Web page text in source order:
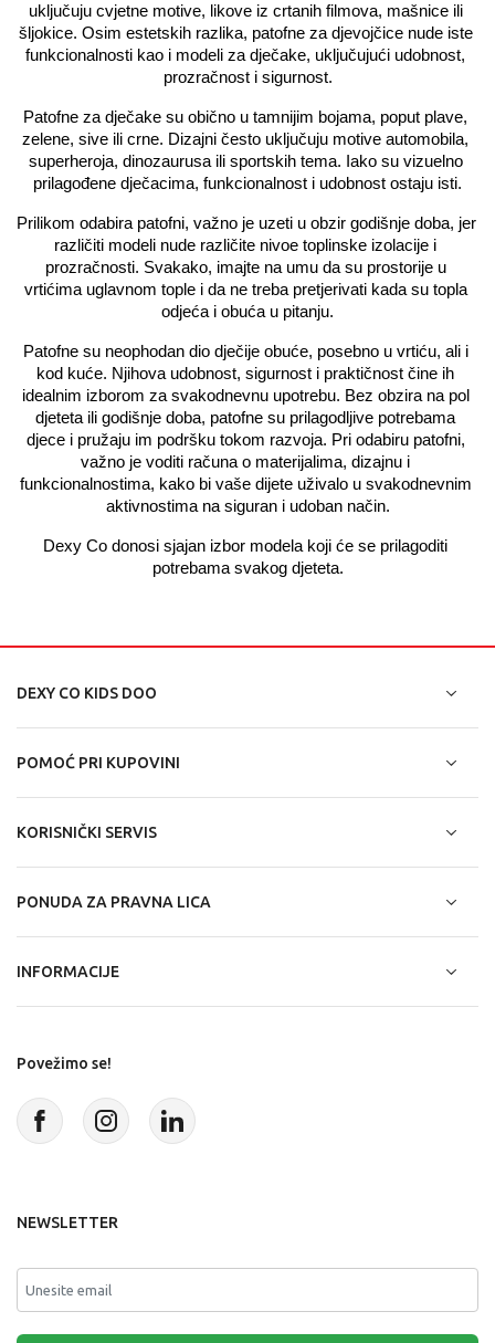
uključuju cvjetne motive, likove iz crtanih filmova, mašnice ili
šljokice. Osim estetskih razlika, patofne za djevojčice nude iste
funkcionalnosti kao i modeli za dječake, uključujući udobnost,
prozračnost i sigurnost.
Patofne za dječake su obično u tamnijim bojama, poput plave,
zelene, sive ili crne. Dizajni često uključuju motive automobila,
superheroja, dinozaurusa ili sportskih tema. Iako su vizuelno
prilagođene dječacima, funkcionalnost i udobnost ostaju isti.
Prilikom odabira patofni, važno je uzeti u obzir godišnje doba, jer
različiti modeli nude različite nivoe toplinske izolacije i
prozračnosti. Svakako, imajte na umu da su prostorije u
vrtićima uglavnom tople i da ne treba pretjerivati kada su topla
odjeća i obuća u pitanju.
Patofne su neophodan dio dječije obuće, posebno u vrtiću, ali i
kod kuće. Njihova udobnost, sigurnost i praktičnost čine ih
idealnim izborom za svakodnevnu upotrebu. Bez obzira na pol
djeteta ili godišnje doba, patofne su prilagodljive potrebama
djece i pružaju im podršku tokom razvoja. Pri odabiru patofni,
važno je voditi računa o materijalima, dizajnu i
funkcionalnostima, kako bi vaše dijete uživalo u svakodnevnim
aktivnostima na siguran i udoban način.
Dexy Co donosi sjajan izbor modela koji će se prilagoditi
potrebama svakog djeteta.
DEXY CO KIDS DOO
POMOĆ PRI KUPOVINI
KORISNIČKI SERVIS
PONUDA ZA PRAVNA LICA
INFORMACIJE
Povežimo se!
NEWSLETTER